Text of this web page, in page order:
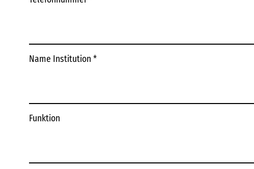
Name Institution *
Funktion